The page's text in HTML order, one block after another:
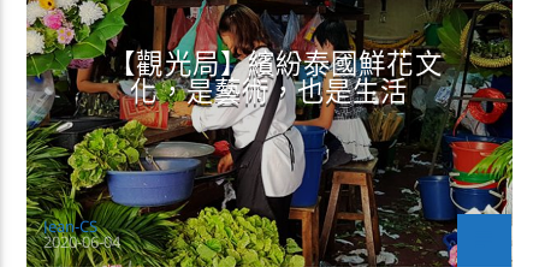
【觀光局】繽紛泰國鮮花文
化，是藝術，也是生活
Jean-CS
2020-06-04